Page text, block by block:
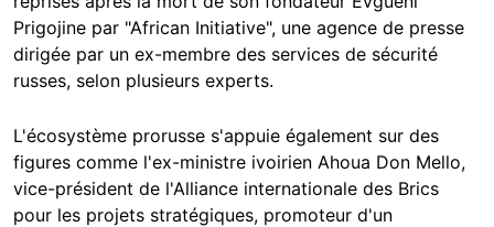
Prigojine par "African Initiative", une agence de presse
dirigée par un ex-membre des services de sécurité
russes, selon plusieurs experts.
L'écosystème prorusse s'appuie également sur des
figures comme l'ex-ministre ivoirien Ahoua Don Mello,
vice-président de l'Alliance internationale des Brics
pour les projets stratégiques, promoteur d'un